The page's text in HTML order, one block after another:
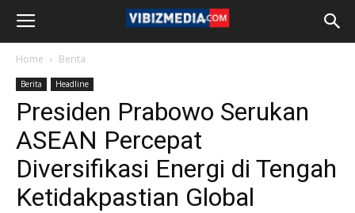
Home Berita
Berita Headline
Presiden Prabowo Serukan
ASEAN Percepat
Diversifikasi Energi di Tengah
Ketidakpastian Global